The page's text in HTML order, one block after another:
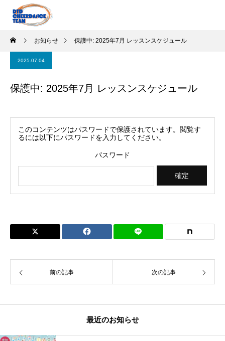
お知らせ 保護中: 2025年7月 レッスンスケジュール
2025.07.04
保護中: 2025年7月 レッスンスケジュール
このコンテンツはパスワードで保護されています。閲覧す
るには以下にパスワードを入力してください。
パスワード
前の記事 次の記事
最近のお知らせ